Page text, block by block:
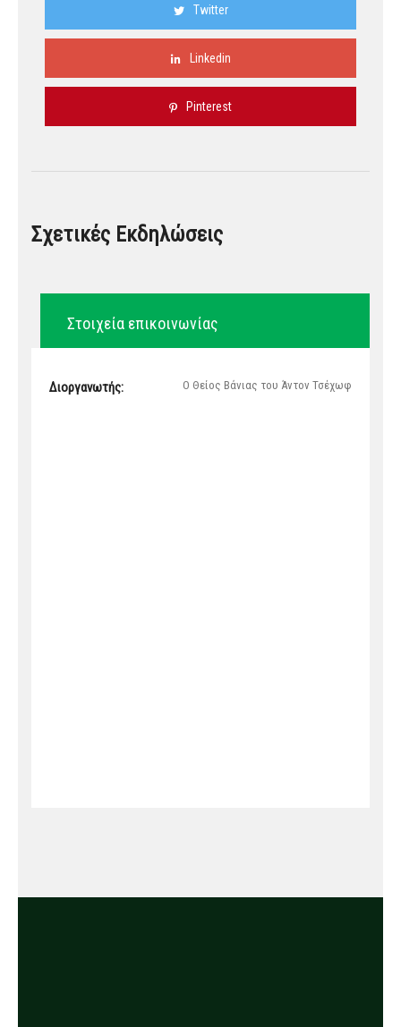
Twitter
Linkedin
Pinterest
Σχετικές Εκδηλώσεις
Στοιχεία επικοινωνίας
Διοργανωτής: Ο Θείος Βάνιας του Άντον Τσέχωφ